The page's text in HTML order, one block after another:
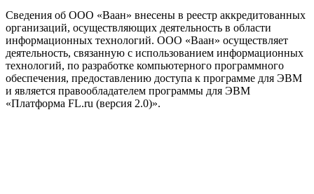
Сведения об ООО «Ваан» внесены в реестр аккредитованных
организаций, осуществляющих деятельность в области
информационных технологий. ООО «Ваан» осуществляет
деятельность, связанную с использованием информационных
технологий, по разработке компьютерного программного
обеспечения, предоставлению доступа к программе для ЭВМ
и является правообладателем программы для ЭВМ
«Платформа FL.ru (версия 2.0)».